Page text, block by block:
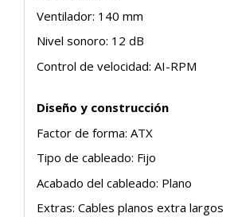
Ventilador: 140 mm
Nivel sonoro: 12 dB
Control de velocidad: AI-RPM
Diseño y construcción
Factor de forma: ATX
Tipo de cableado: Fijo
Acabado del cableado: Plano
Extras: Cables planos extra largos